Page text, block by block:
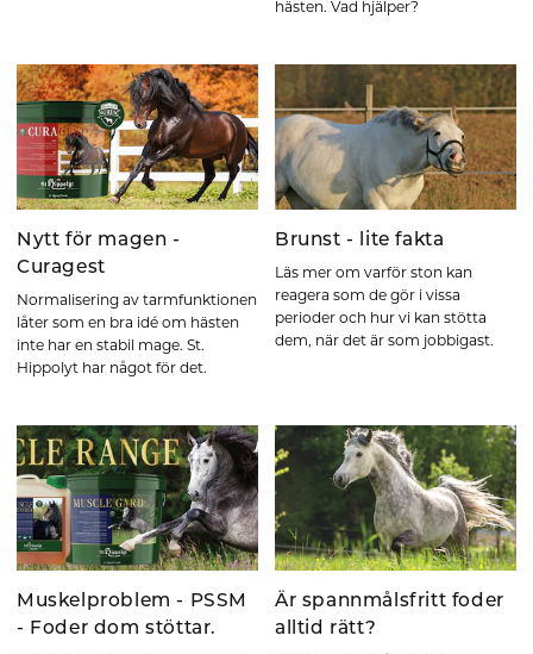
hästen. Vad hjälper?
Nytt för magen -
Curagest
Normalisering av tarmfunktionen
låter som en bra idé om hästen
inte har en stabil mage. St.
Hippolyt har något för det.
Brunst - lite fakta
Läs mer om varför ston kan
reagera som de gör i vissa
perioder och hur vi kan stötta
dem, när det är som jobbigast.
Muskelproblem - PSSM
- Foder dom stöttar.
Är spannmålsfritt foder
alltid rätt?